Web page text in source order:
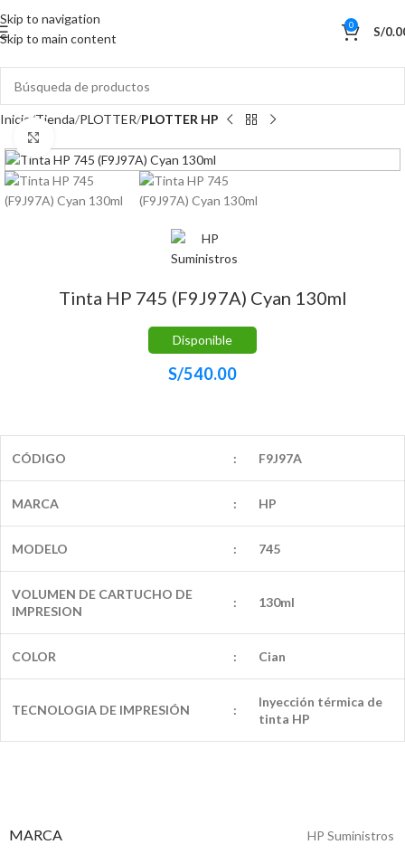
Skip to navigation
Skip to main content
0 S/
Inicio Tienda PLOTTER PLOTTER HP
Tinta HP 745 (F9J97A) Cyan 130ml
Disponible
S/540.00
CÓDIGO : F9J97A
MARCA : HP
MODELO : 745
VOLUMEN DE CARTUCHO DE
IMPRESION
: 130ml
COLOR : Cian
TECNOLOGIA DE IMPRESIÓN :
Inyección térmica de
tinta HP
MARCA HP Suministros